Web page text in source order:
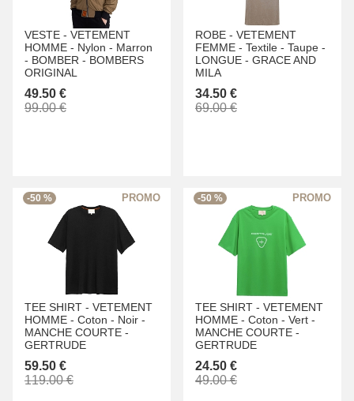
VESTE - VETEMENT
HOMME - Nylon - Marron
- BOMBER - BOMBERS
ORIGINAL
49.50 €
99.00 €
ROBE - VETEMENT
FEMME - Textile - Taupe -
LONGUE - GRACE AND
MILA
34.50 €
69.00 €
-50 %
TEE SHIRT - VETEMENT
HOMME - Coton - Noir -
MANCHE COURTE -
GERTRUDE
59.50 €
119.00 €
-50 %
TEE SHIRT - VETEMENT
HOMME - Coton - Vert -
MANCHE COURTE -
GERTRUDE
24.50 €
49.00 €